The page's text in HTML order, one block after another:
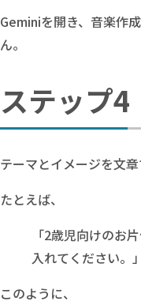
Geminiを開き、音楽作
ん。
ステップ
テーマとイメージを文章
たとえば、
「2歳児向けのお
入れてください。」
このように、